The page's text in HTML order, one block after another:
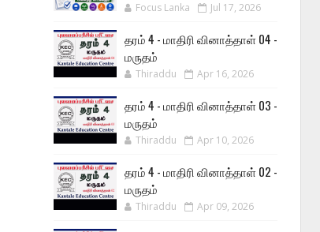
Focus Lanka Jul 17, 2026
தரம் 4 - மாதிரி வினாத்தாள் 04 -
மருதம்
Thiraddu Apr 16, 2026
தரம் 4 - மாதிரி வினாத்தாள் 03 -
மருதம்
Thiraddu Apr 10, 2026
தரம் 4 - மாதிரி வினாத்தாள் 02 -
மருதம்
Thiraddu Apr 09, 2026